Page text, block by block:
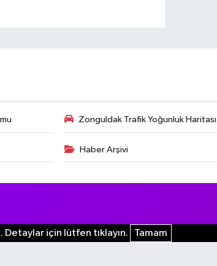
Zonguldak Trafik Yoğunluk Haritası
Haber Arşivi
için lütfen tıklayın. Tamam